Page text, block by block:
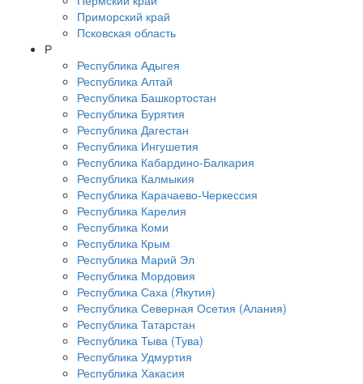
Приморский край
Псковская область
Р
Республика Адыгея
Республика Алтай
Республика Башкортостан
Республика Бурятия
Республика Дагестан
Республика Ингушетия
Республика Кабардино-Балкария
Республика Калмыкия
Республика Карачаево-Черкессия
Республика Карелия
Республика Коми
Республика Крым
Республика Марий Эл
Республика Мордовия
Республика Саха (Якутия)
Республика Северная Осетия (Алания)
Республика Татарстан
Республика Тыва (Тува)
Республика Удмуртия
Республика Хакасия